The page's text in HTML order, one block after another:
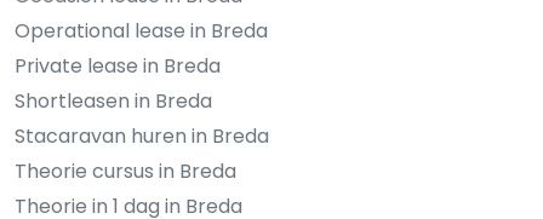
Operational lease in Breda
Private lease in Breda
Shortleasen in Breda
Stacaravan huren in Breda
Theorie cursus in Breda
Theorie in 1 dag in Breda